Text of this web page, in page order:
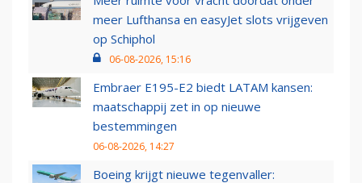
meer Lufthansa en easyJet slots vrijgeven
op Schiphol
06-08-2026, 15:16
Embraer E195-E2 biedt LATAM kansen:
maatschappij zet in op nieuwe
bestemmingen
06-08-2026, 14:27
Boeing krijgt nieuwe tegenvaller: